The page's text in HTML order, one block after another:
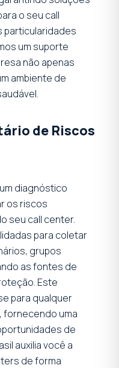
o seu call
particularidades
um suporte
não apenas
ambiente de
de Riscos
diagnóstico
os riscos
seu call center.
para coletar
grupos
as fontes de
Este
para qualquer
fornecendo uma
de
auxilia você a
de forma